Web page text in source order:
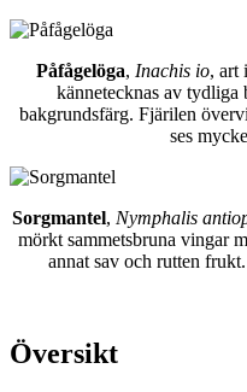
Påfågelöga, Inachis io, art
kännetecknas av
bakgrundsfärg. Fjärilen
ses
Sorgmantel, Nymphalis
mörkt sammetsbruna vingar
annat sav och rutten
Översikt